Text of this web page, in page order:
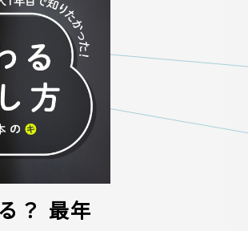
？ 最年